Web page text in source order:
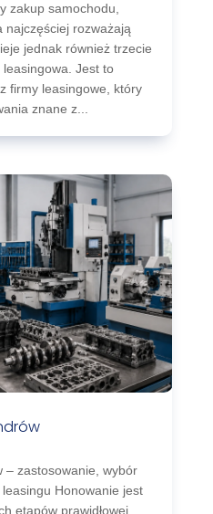
zakup samochodu,
najczęściej rozważają
jednak również trzecie
Jest to
firmy leasingowe, który
znane z...
– zastosowanie, wybór
Honowanie jest
etapów prawidłowej